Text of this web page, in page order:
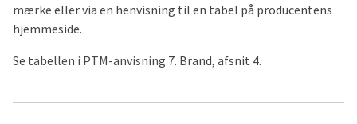
mærke eller via en henvisning til en tabel på producentens
hjemmeside.
Se tabellen i PTM-anvisning 7. Brand, afsnit 4.